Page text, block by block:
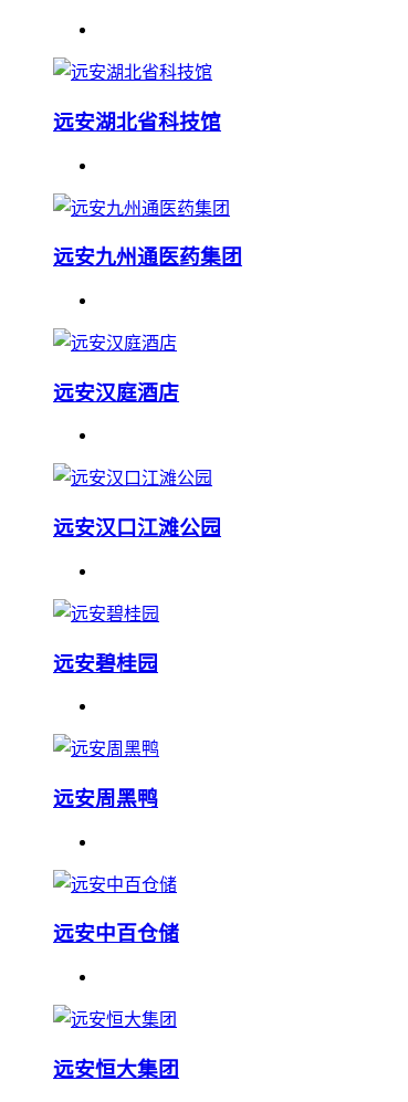
远安湖北省科技馆
远安九州通医药集团
远安汉庭酒店
远安汉口江滩公园
远安碧桂园
远安周黑鸭
远安中百仓储
远安恒大集团